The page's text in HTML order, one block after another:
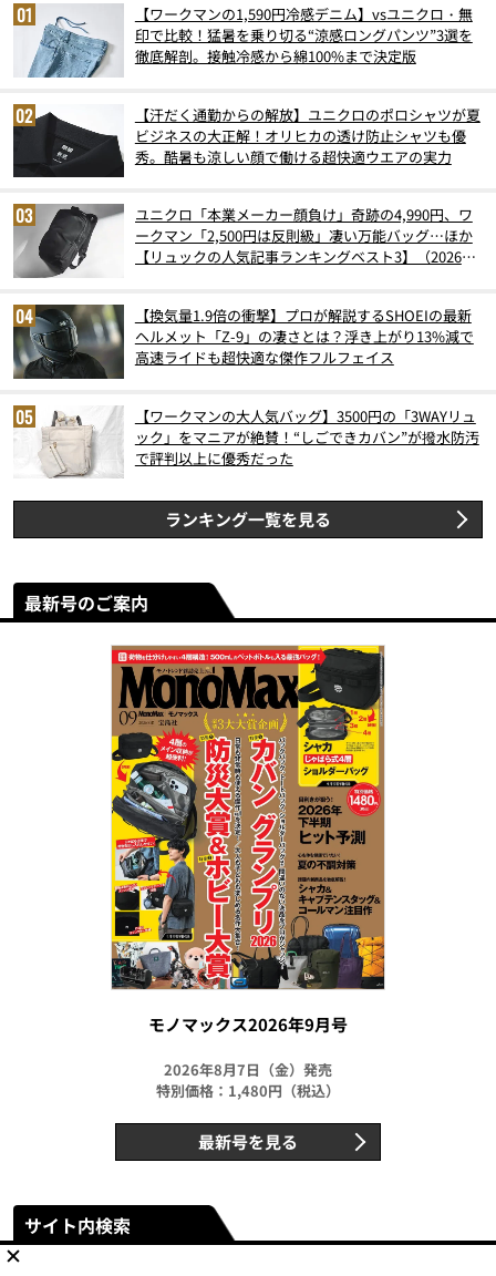
【ワークマンの1,590円冷感デニム】vsユニクロ・無
印で比較！猛暑を乗り切る“涼感ロングパンツ”3選を
徹底解剖。接触冷感から綿100%まで決定版
【汗だく通勤からの解放】ユニクロのポロシャツが夏
ビジネスの大正解！オリヒカの透け防止シャツも優
秀。酷暑も涼しい顔で働ける超快適ウエアの実力
ユニクロ「本業メーカー顔負け」奇跡の4,990円、ワ
ークマン「2,500円は反則級」凄い万能バッグ…ほか
【リュックの人気記事ランキングベスト3】（2026年
【換気量1.9倍の衝撃】プロが解説するSHOEIの最新
ヘルメット「Z-9」の凄さとは？浮き上がり13%減で
高速ライドも超快適な傑作フルフェイス
【ワークマンの大人気バッグ】3500円の「3WAYリュ
ック」をマニアが絶賛！“しごできカバン”が撥水防汚
で評判以上に優秀だった
ランキング一覧を見る
最新号のご案内
モノマックス2026年9月号
2026年8月7日（金）発売
特別価格：1,480円（税込）
最新号を見る
サイト内検索